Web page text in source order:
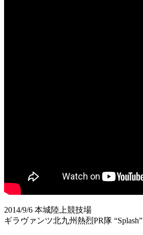
2014/9/6 本城陸上競技場
ギラヴァンツ北九州熱烈PR隊 “Splash”